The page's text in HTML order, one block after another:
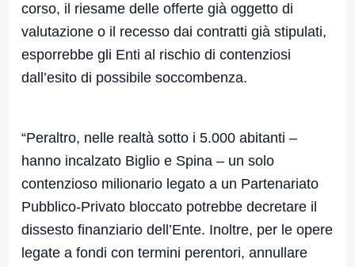
corso, il riesame delle offerte già oggetto di
valutazione o il recesso dai contratti già stipulati,
esporrebbe gli Enti al rischio di contenziosi
dall’esito di possibile soccombenza.
“Peraltro, nelle realtà sotto i 5.000 abitanti –
hanno incalzato Biglio e Spina – un solo
contenzioso milionario legato a un Partenariato
Pubblico-Privato bloccato potrebbe decretare il
dissesto finanziario dell’Ente. Inoltre, per le opere
legate a fondi con termini perentori, annullare